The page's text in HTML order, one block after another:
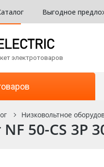
Выгодное
электротоваров
Низковольтное
50-CS 3P